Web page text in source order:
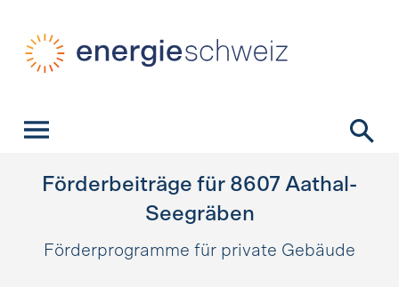
Förderbeiträge für 8607 Aathal-
Seegräben
Förderprogramme für private Gebäude